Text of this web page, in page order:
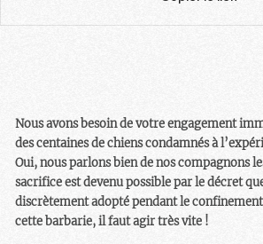
Nous avons besoin de votre engagement
des centaines de chiens condamnés à
Oui, nous parlons bien de nos compagnons
sacrifice est devenu possible par le décret
discrètement adopté pendant le
cette barbarie, il faut agir très vite !